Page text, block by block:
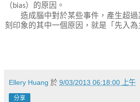
（bias）的原因。
造成腦中對於某些事件，產生超
刻印象的其中一個原因，就是「先入為
Ellery Huang 於 9/03/2013 06:18:00 上午
分享